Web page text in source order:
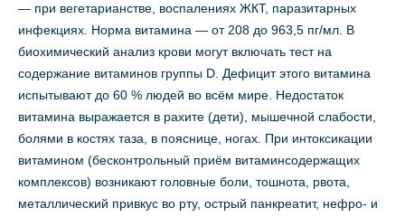
— при вегетарианстве, воспалениях ЖКТ, паразитарных
инфекциях. Норма витамина — от 208 до 963,5 пг/мл. В
биохимический анализ крови могут включать тест на
содержание витаминов группы D. Дефицит этого витамина
испытывают до 60 % людей во всём мире. Недостаток
витамина выражается в рахите (дети), мышечной слабости,
болями в костях таза, в пояснице, ногах. При интоксикации
витамином (бесконтрольный приём витаминсодержащих
комплексов) возникают головные боли, тошнота, рвота,
металлический привкус во рту, острый панкреатит, нефро- и